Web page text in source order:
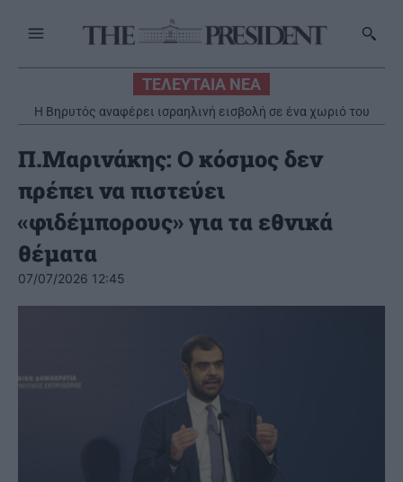
ΤΕΛΕΥΤΑΙΑ ΝΕΑ
Η Βηρυτός αναφέρει ισραηλινή εισβολή σε ένα χωριό του
νότου παρά την ανάπτυξη του λιβανικού στρατού
Π.Μαρινάκης: Ο κόσμος δεν
πρέπει να πιστεύει
«φιδέμπορους» για τα εθνικά
θέματα
07/07/2026 12:45